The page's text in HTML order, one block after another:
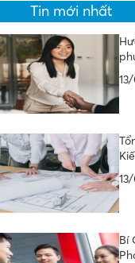
Tin mới nhất
Bí